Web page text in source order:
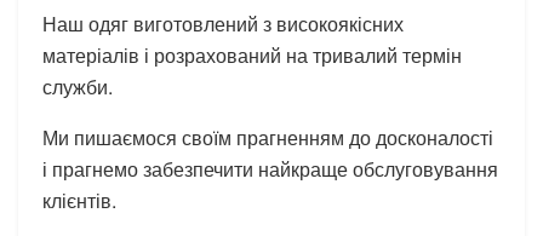
Наш одяг виготовлений з високоякісних
матеріалів і розрахований на тривалий термін
служби.
Ми пишаємося своїм прагненням до досконалості
і прагнемо забезпечити найкраще обслуговування
клієнтів.